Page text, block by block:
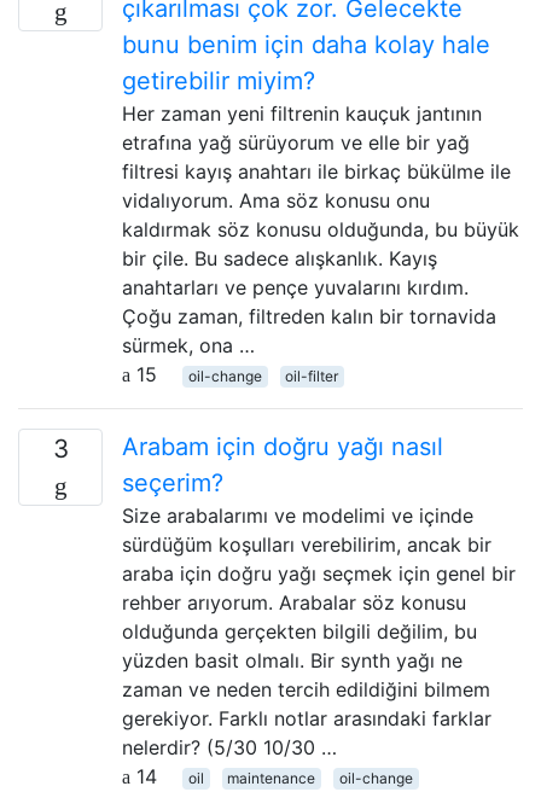
çıkarılması çok zor. Gelecekte
bunu benim için daha kolay hale
getirebilir miyim?
Her zaman yeni filtrenin kauçuk jantının
etrafına yağ sürüyorum ve elle bir yağ
filtresi kayış anahtarı ile birkaç bükülme ile
vidalıyorum. Ama söz konusu onu
kaldırmak söz konusu olduğunda, bu büyük
bir çile. Bu sadece alışkanlık. Kayış
anahtarları ve pençe yuvalarını kırdım.
Çoğu zaman, filtreden kalın bir tornavida
sürmek, ona …
15
oil-change oil-filter
3
Arabam için doğru yağı nasıl
seçerim?
Size arabalarımı ve modelimi ve içinde
sürdüğüm koşulları verebilirim, ancak bir
araba için doğru yağı seçmek için genel bir
rehber arıyorum. Arabalar söz konusu
olduğunda gerçekten bilgili değilim, bu
yüzden basit olmalı. Bir synth yağı ne
zaman ve neden tercih edildiğini bilmem
gerekiyor. Farklı notlar arasındaki farklar
nelerdir? (5/30 10/30 …
14
oil maintenance oil-change